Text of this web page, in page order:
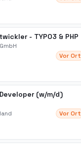
- TYPO3 & PHP
Vor Ort
(w/m/d)
Vor Ort